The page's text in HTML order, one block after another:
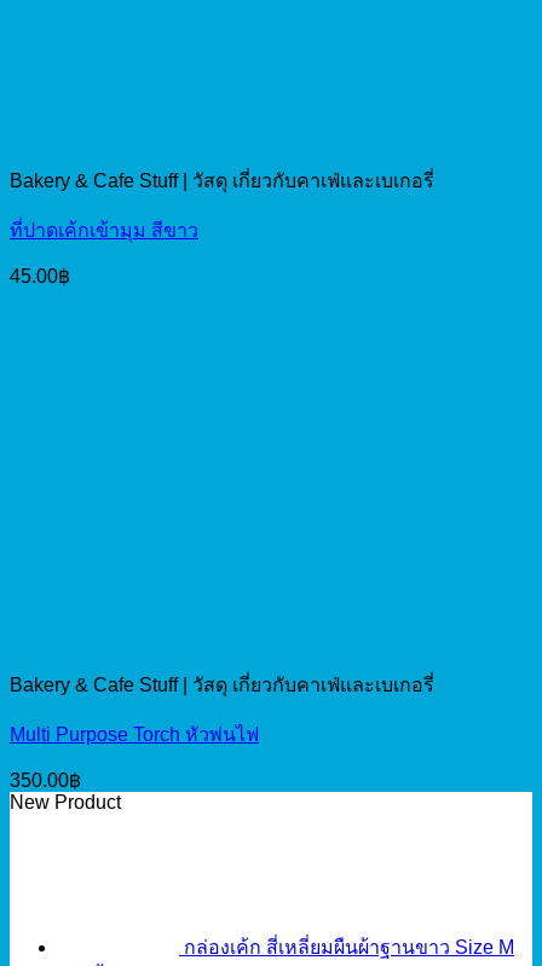
Bakery & Cafe Stuff | วัสดุ เกี่ยวกับคาเฟ่และเบเกอรี่
ที่ปาดเค้กเข้ามุม สีขาว
45.00฿
Bakery & Cafe Stuff | วัสดุ เกี่ยวกับคาเฟ่และเบเกอรี่
Multi Purpose Torch หัวพ่นไฟ
350.00฿
New Product
กล่องเค้ก สี่เหลี่ยมผืนผ้าฐานขาว Size M